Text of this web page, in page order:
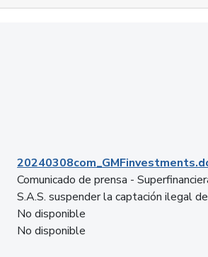
Comunicado de prensa -
S.A.S. suspender la captación ilegal
No disponible
No disponible